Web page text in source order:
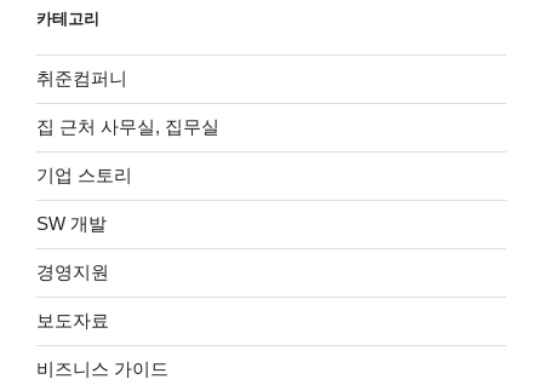
카테고리
취준컴퍼니
집 근처 사무실, 집무실
기업 스토리
SW 개발
경영지원
보도자료
비즈니스 가이드